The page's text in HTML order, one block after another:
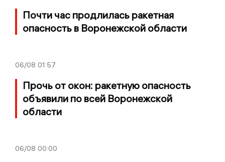
Почти час продлилась ракетная
опасность в Воронежской области
06/08 01:57
Прочь от окон: ракетную опасность
объявили по всей Воронежской
области
06/08 00:00